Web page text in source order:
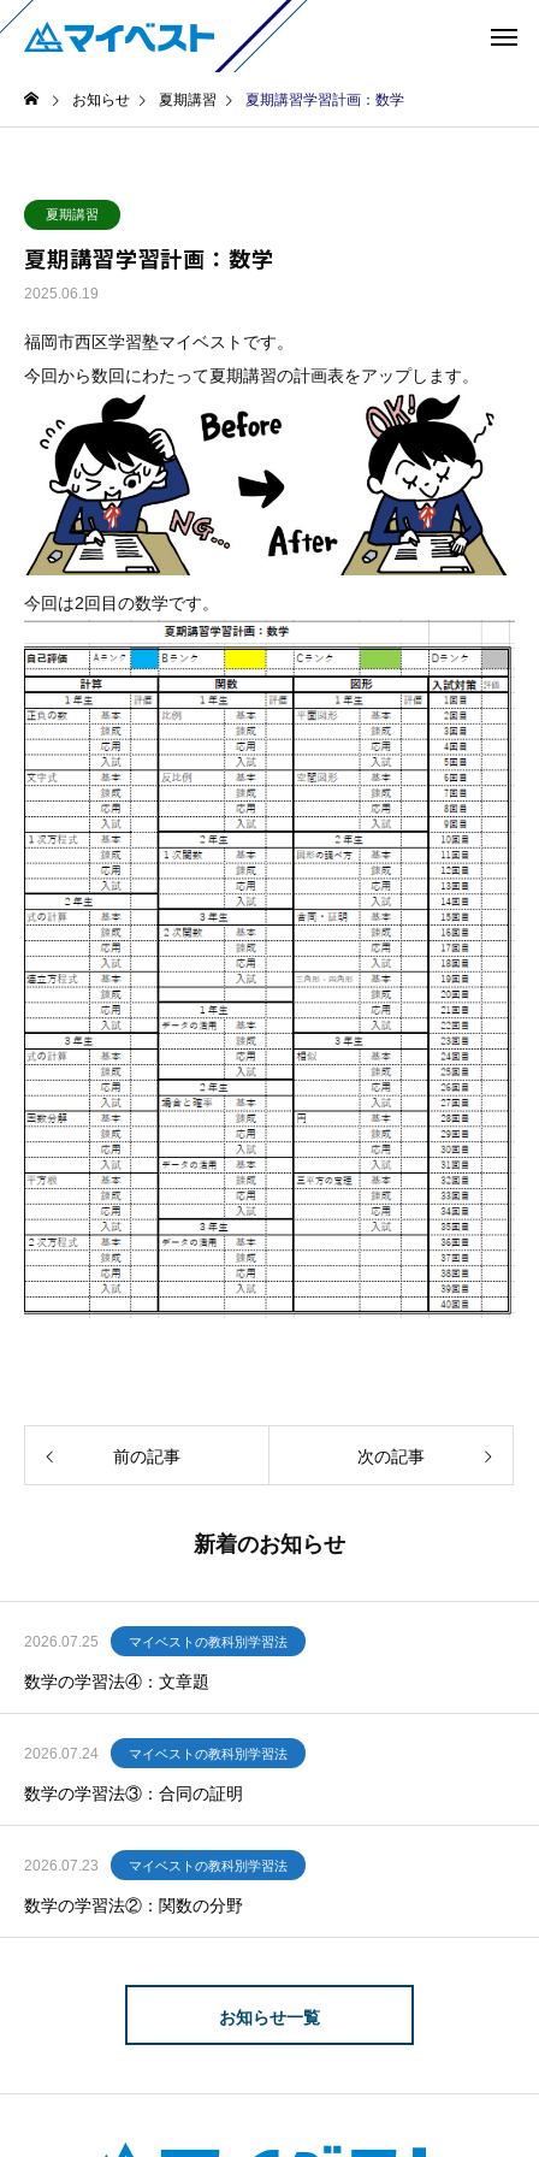
お知らせ 夏期講習 夏期講習学習計画：数学
夏期講習
夏期講習学習計画：数学
2025.06.19
福岡市西区学習塾マイベストです。
今回から数回にわたって夏期講習の計画表をアップします。
今回は2回目の数学です。
前の記事 次の記事
新着のお知らせ
2026.07.25 マイベストの教科別学習法
数学の学習法④：文章題
2026.07.24 マイベストの教科別学習法
数学の学習法③：合同の証明
2026.07.23 マイベストの教科別学習法
数学の学習法②：関数の分野
お知らせ一覧